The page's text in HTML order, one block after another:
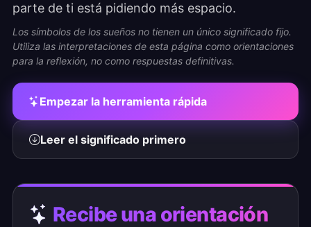
parte de ti está pidiendo más espacio.
Los símbolos de los sueños no tienen un único significado fijo.
Utiliza las interpretaciones de esta página como orientaciones
para la reflexión, no como respuestas definitivas.
Empezar la herramienta rápida
Leer el significado primero
Recibe una orientación